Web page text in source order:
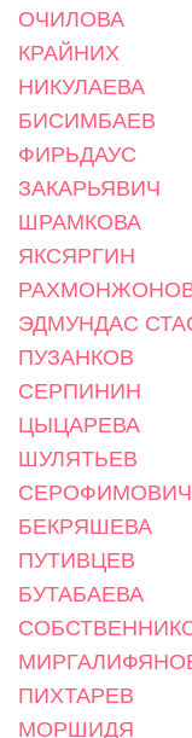
ОЧИЛОВА
КРАЙНИХ
НИКУЛАЕВА
БИСИМБАЕВ
ФИРЬДАУС
ЗАКАРЬЯВИЧ
ШРАМКОВА
ЯКСЯРГИН
ЭДМУНДАС
ПУЗАНКОВ
СЕРПИНИН
ЦЫЦАРЕВА
ШУЛЯТЬЕВ
СЕРОФИМОВИЧ
БЕКРЯШЕВА
ПУТИВЦЕВ
БУТАБАЕВА
ПИХТАРЕВ
МОРШИДЯ